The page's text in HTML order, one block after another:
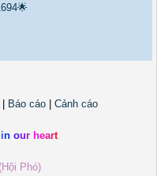
| Báo cáo
Cảnh cáo
in our heart
Phó)